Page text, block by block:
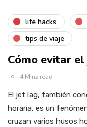
life hacks
tips de viaje
Cómo evitar
4 Mins read
El jet lag, también
horaria, es un
cruzan varios husos